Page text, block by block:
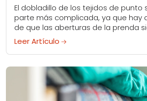
El dobladillo de los tejidos de punto
parte más complicada, ya que hay
de que las aberturas de la prenda
suficientemente elásticas...
Leer Artículo